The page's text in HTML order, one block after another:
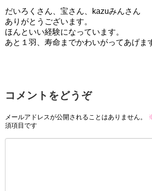
だいろくさん、宝さん、kazuみんさん
ありがとうございます。
ほんといい経験になっています。
あと１羽、寿命までかわいがってあげま
コメントをどうぞ
メールアドレスが公開されることはありません。
須項目です